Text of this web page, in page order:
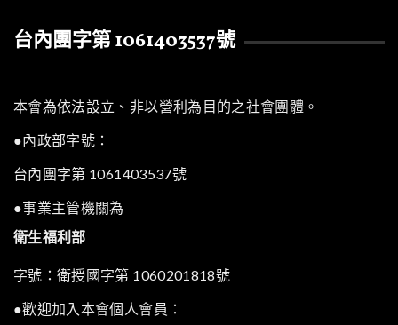
台內團字第 1061403537號
本會為依法設立、非以營利為目的之社會團體。
●內政部字號：
台內團字第 1061403537號
●事業主管機關為
衛生福利部
字號：衛授國字第 1060201818號
●歡迎加入本會個人會員：